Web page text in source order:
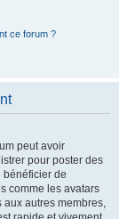
ce forum ?
peut avoir
pour poster des
bénéficier de
comme les avatars
aux autres membres,